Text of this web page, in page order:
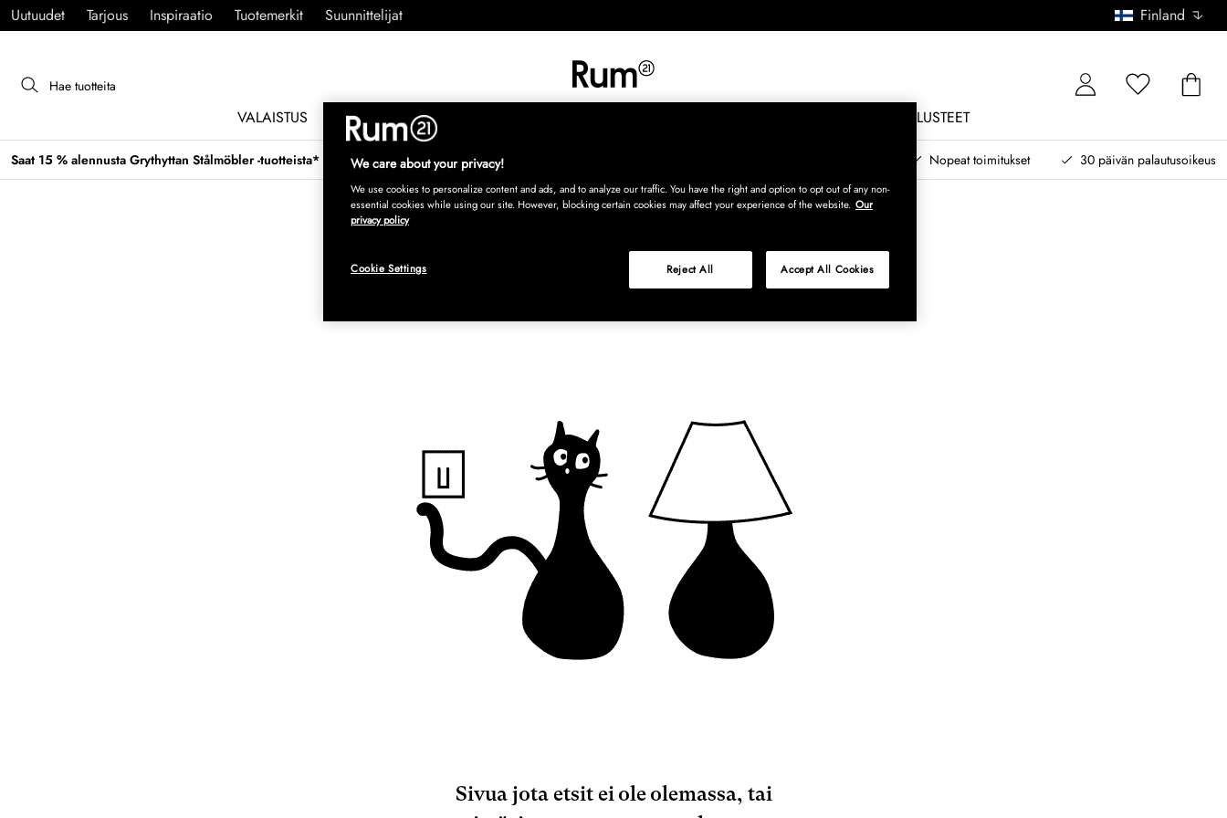
Uutuudet Tarjous Inspiraatio Tuotemerkit Suunnittelijat Finland
VALAISTUS HUONEKALUT ULKOKALUSTEET
Saat 15 % alennusta Grythyttan Stålmöbler -tuotteista* → Nopeat toimitukset 30 päivän palautusoikeus
Sivua jota etsit ei ole olemassa, tai
We care about your privacy!
We use cookies to personalize content and ads, and to analyze our traffic. You have the right and option to opt out of any non-
essential cookies while using our site. However, blocking certain cookies may affect your experience of the website. Our
privacy policy
Reject All Accept All Cookies
Cookie Settings